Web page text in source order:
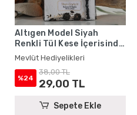
Altıgen Model Siyah
Renkli Tül Kese İçerisinde
Yasin Kitabı ve Tesbih -
Mevlüt Hediyelikleri
Mevlüt Hediyelikleri
%24
38,00 TL
29,00 TL
Sepete Ekle